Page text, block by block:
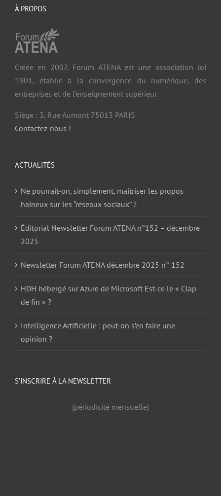
À PROPOS
Créée en 2007, Forum ATENA est une association loi
1901, établie à la convergence du numérique, des
entreprises et de l’enseignement supérieur.
Siège : 3, Rue Aumont 75013 PARIS
Contactez-nous !
ACTUALITÉS
Ne pourrait-on, simplement, maitriser les propos
haineux sur les “réseaux sociaux” ?
Éditorial Newsletter Forum ATENA n°152 – décembre
2025
Newsletter Forum ATENA décembre 2025 n° 152
HDH hébergé sur Azure de Microsoft Est-ce le « Clap
de fin » ?
Intelligence Artificielle : peut-on s’en faire une
opinion ?
S’INSCRIRE À LA NEWSLETTER
(périodicité mensuelle)